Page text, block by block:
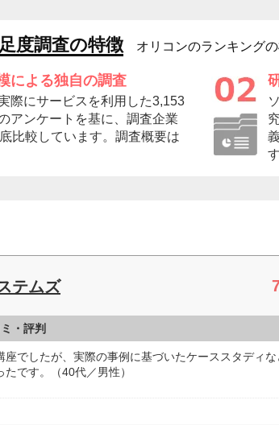
度調査の特徴 オリコンのランキング
による独自の調査
際にサービスを利用した3,153
アンケートを基に、調査企業
比較しています。調査概要は
テムズ
・評判
座でしたが、実際の事例に基づいたケーススタディな
です。（40代／男性）